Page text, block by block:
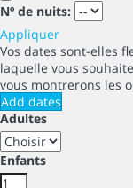
Nº de nuits:
Appliquer
Vos dates sont-elles
laquelle vous
vous montrerons les
Add dates
Adultes
Enfants